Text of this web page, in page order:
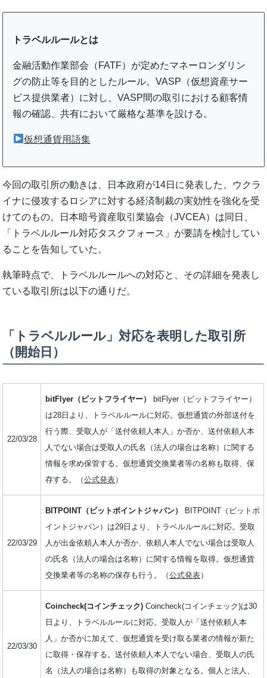
トラベルルールとは
金融活動作業部会（FATF）が定めたマネーロンダリン
グの防止等を目的としたルール。VASP（仮想資産サー
ビス提供業者）に対し、VASP間の取引における顧客情
報の確認、共有において厳格な基準を設ける。
仮想通貨用語集
今回の取引所の動きは、日本政府が14日に発表した、ウクラ
イナに侵攻するロシアに対する経済制裁の実効性を強化を受
けてのもの。日本暗号資産取引業協会（JVCEA）は同日、
「トラベルルール対応タスクフォース」が要請を検討してい
ることを告知していた。
執筆時点で、トラベルルールへの対応と、その詳細を発表し
ている取引所は以下の通りだ。
「トラベルルール」対応を表明した取引所
（開始日）
22/03/28
bitFlyer（ビットフライヤー）
bitFlyer（ビットフライヤー）
は28日より、トラベルルールに対応。仮想通貨の外部送付を
行う際、受取人が「送付依頼人本人」か否か、送付依頼人本
人でない場合は受取人の氏名（法人の場合は名称）に関する
情報を求め保管する。仮想通貨交換業者等の名称も取得、保
存する。（公式発表）
22/03/29
BITPOINT（ビットポイントジャパン）
BITPOINT（ビットポ
イントジャパン）は29日より、トラベルルールに対応。受取
人が出金依頼人本人か否か、依頼人本人でない場合は受取人
の氏名（法人の場合は名称）に関する情報を取得。仮想通貨
交換業者等の名称の保存も行う。（公式発表）
22/03/30
Coincheck(コインチェック)Coincheck(コインチェック)は30
日より、トラベルルールに対応。受取人が「送付依頼人本
人」か否かに加えて、仮想通貨を受け取る業者の情報が新た
に取得・保存する。送付依頼人本人でない場合、受取人の氏
名（法人の場合は名称）も取得の対象となる。個人と法人、